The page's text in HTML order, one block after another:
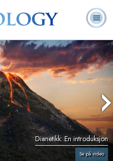
Frivillige
prester
Ofte stilte
spørsmål
Bøker
Dianetikk: En introduksjon
Se på video